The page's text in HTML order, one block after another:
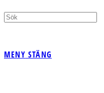
MENY STÄNG